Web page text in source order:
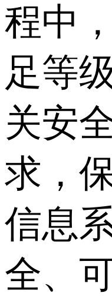
程中
足等
关安
求，
信息
全、